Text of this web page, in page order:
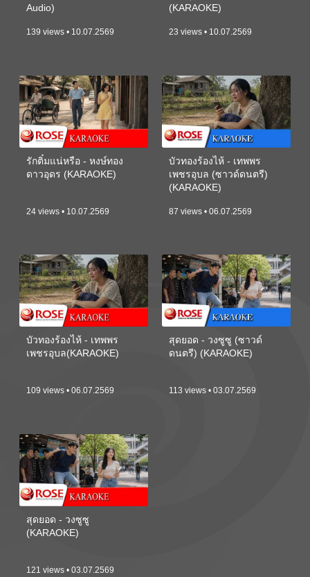
Audio)
139 views • 10.07.2569
(KARAOKE)
23 views • 10.07.2569
รักติ๋มแน่หรือ - หงษ์ทอง
ดาวอุดร (KARAOKE)
24 views • 10.07.2569
บัวทองร้องไห้ - เทพพร
เพชรอุบล (ซาวด์ดนตรี)
(KARAOKE)
87 views • 06.07.2569
บัวทองร้องไห้ - เทพพร
เพชรอุบล(KARAOKE)
109 views • 06.07.2569
สุดยอด - วงซูซู (ซาวด์
ดนตรี) (KARAOKE)
113 views • 03.07.2569
สุดยอด - วงซูซู
(KARAOKE)
121 views • 03.07.2569